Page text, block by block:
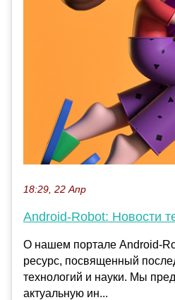
18:29, 22 Апр
Android-Robot: Новости
О нашем портале Android-
ресурс, посвященный
технологий и науки. Мы предлагаем
актуальную ин...